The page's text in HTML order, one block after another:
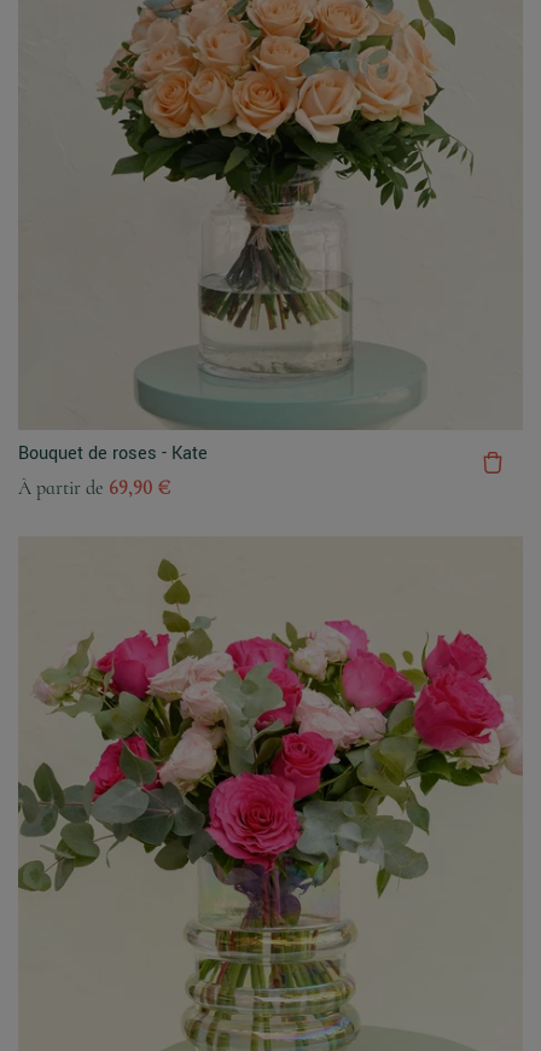
Bouquet de roses - Kate
À partir de 69,90 €